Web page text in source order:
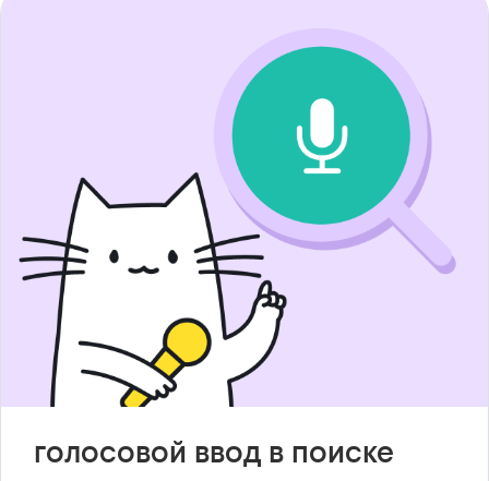
голосовой ввод в поиске